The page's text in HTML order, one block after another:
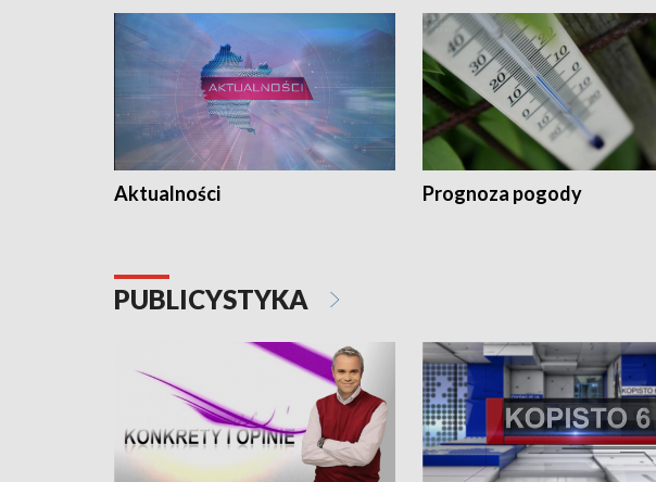
Aktualności Prognoza pogody
PUBLICYSTYKA